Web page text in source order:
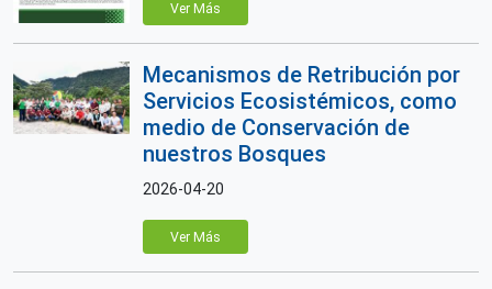
Ver Más
Mecanismos de Retribución por
Servicios Ecosistémicos, como
medio de Conservación de
nuestros Bosques
2026-04-20
Ver Más